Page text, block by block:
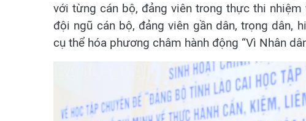
với từng cán bộ, đảng viên trong thực thi
đội ngũ cán bộ, đảng viên gần dân, trọng dân,
cụ thể hóa phương châm hành động “Vì Nhân